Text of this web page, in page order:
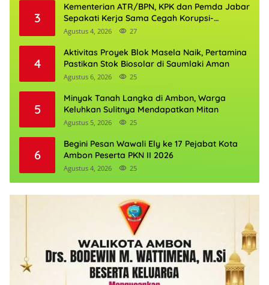
3
Kementerian ATR/BPN, KPK dan Pemda Jabar
Sepakati Kerja Sama Cegah Korupsi-
Penguatan Ekonomi
Agustus 4, 2026 27
4
Aktivitas Proyek Blok Masela Naik, Pertamina
Pastikan Stok Biosolar di Saumlaki Aman
Agustus 6, 2026 25
5
Minyak Tanah Langka di Ambon, Warga
Keluhkan Sulitnya Mendapatkan Mitan
Agustus 5, 2026 25
6
Begini Pesan Wawali Ely ke 17 Pejabat Kota
Ambon Peserta PKN II 2026
Agustus 4, 2026 25